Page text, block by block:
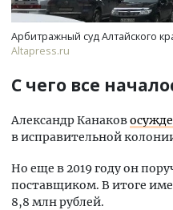
Арбитражный суд Алтайского
Altapress.ru
С чего все
Александр Канаков
в исправительной
Но еще в 2019 году он
поставщиком. В итоге
8,8 млн рублей.